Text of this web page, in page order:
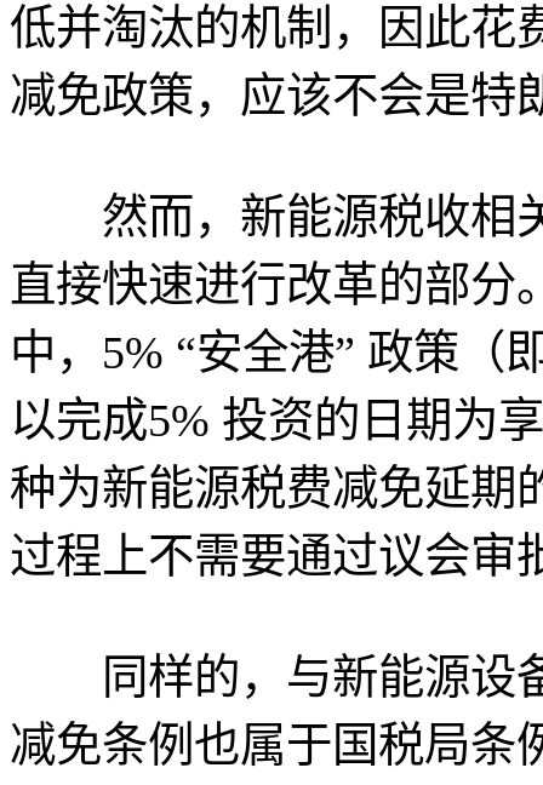
低并淘汰的机制，因此花
减免政策，应该不会是特
然而，新能源税收相
直接快速进行改革的部分
中，5% “安全港” 政策（
以完成5% 投资的日期为
种为新能源税费减免延期
过程上不需要通过议会审
同样的，与新能源设
减免条例也属于国税局条